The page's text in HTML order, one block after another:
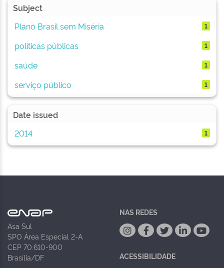
Subject
Plano Brasil sem Miséria
1
políticas públicas 1
saúde 1
serviço público 1
Date issued
2014
1
Asa Sul
SPO Área Especial 2-A
CEP 70.610-900
Brasília/DF
NAS REDES
ACESSIBILIDADE